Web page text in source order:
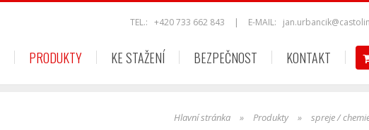
TEL.:+420 733 662 843 | E-MAIL:
PRODUKTY KE STAŽENÍ BEZPEČNOST KONTAKT
Hlavní stránka » Produkty » spreje /